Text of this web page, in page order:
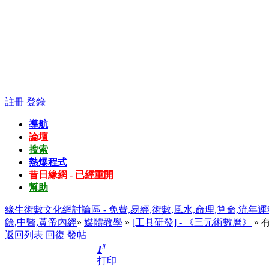
註冊 登錄
導航
論壇
搜索
熱爆程式
昔日緣網 - 已經重開
幫助
緣生術數文化網討論區 - 免費,易經,術數,風水,命理,算命,流年
餘,中醫,黃帝內經» 媒體教學 » [工具研發] - 《三元術數曆》
»
返回列表 回復 發帖
1#
打印